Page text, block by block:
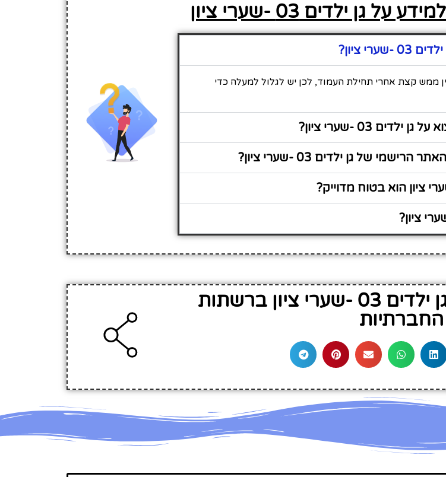
גן ילדים 03 -שערי ציון
ציון?
03 -שערי ציון מצויין ממש קצת אחרי תחילת העמוד, לכן יש לגלול למעלה כדי
03 -שערי ציון?
של גן ילדים 03 -שערי ציון?
שתף את המידע על גן ילדים 03 -שערי ציון ברשתות
החברתיות